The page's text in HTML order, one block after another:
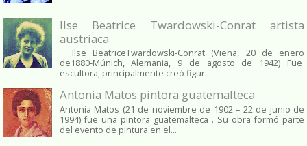
Ilse Beatrice Twardowski-Conrat artista
austriaca
Ilse BeatriceTwardowski-Conrat (Viena, 20 de enero
de1880-Múnich, Alemania, 9 de agosto de 1942) Fue
escultora, principalmente creó figur...
Antonia Matos pintora guatemalteca
Antonia Matos (21 de noviembre de 1902 – 22 de junio de
1994) fue una pintora guatemalteca . Su obra formó parte
del evento de pintura en el...